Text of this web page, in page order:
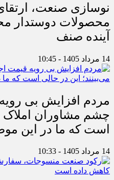
نوسازی صنعت،
محصولات دوستدار
آینده صنف
14 مرداد 1405 - 10:45
مردم افزایش بی رویه
چشم مشاوران املاک
است که ما در این
14 مرداد 1405 - 10:33